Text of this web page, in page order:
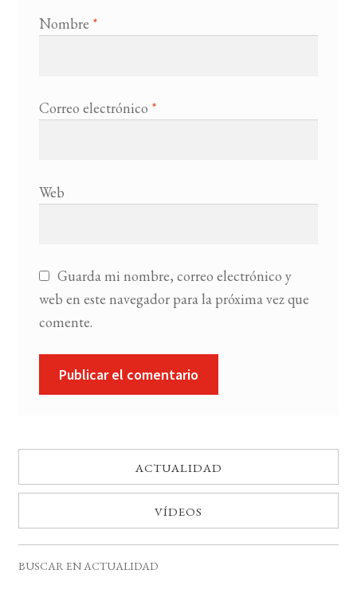
Nombre *
Correo electrónico *
Web
Guarda mi nombre, correo electrónico y
web en este navegador para la próxima vez que
comente.
ACTUALIDAD
VÍDEOS
BUSCAR EN ACTUALIDAD